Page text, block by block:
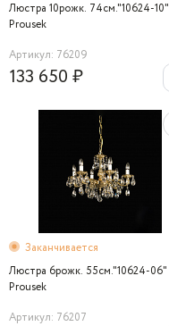
Люстра 10рожк. 74см."10624-10"
Prousek
Артикул: 76209
133 650 ₽
Заканчивается
Люстра 6рожк. 55см."10624-06"
Prousek
Артикул: 76207